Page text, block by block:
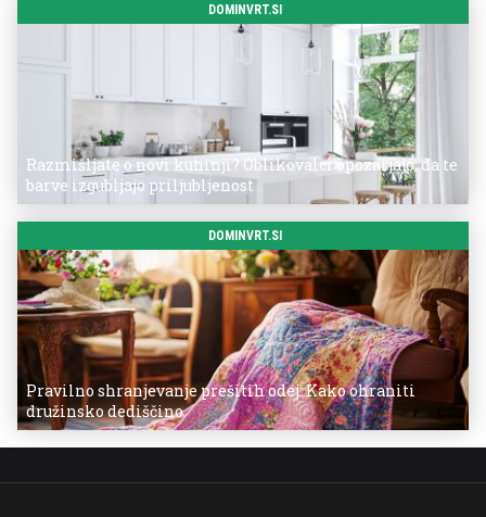
DOMINVRT.SI
Razmišljate o novi kuhinji? Oblikovalci opozarjajo, da te
barve izgubljajo priljubljenost
DOMINVRT.SI
Pravilno shranjevanje prešitih odej: Kako ohraniti
družinsko dediščino